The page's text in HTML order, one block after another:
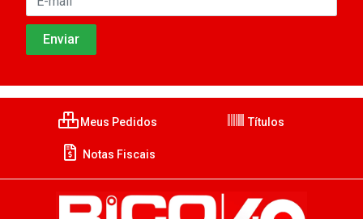
Meus Pedidos Títulos
Notas Fiscais